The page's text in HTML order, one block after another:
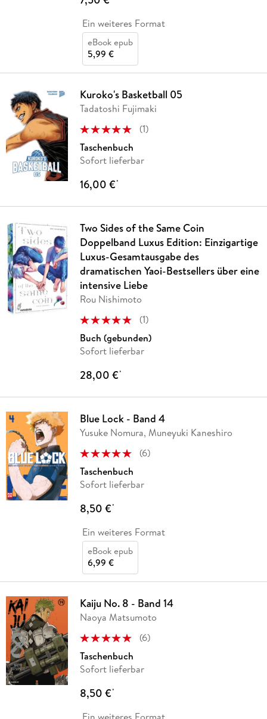
Ein weiteres Format
eBook epub
5,99 €
Kuroko's Basketball 05
Tadatoshi Fujimaki
(1)
Taschenbuch
Sofort lieferbar
16,00 €*
Two Sides of the Same Coin
Doppelband Luxus Edition: Einzigartige
Luxus-Gesamtausgabe des
dramatischen Yaoi-Bestsellers über eine
intensive Liebe
Rou Nishimoto
(1)
Buch (gebunden)
Sofort lieferbar
28,00 €*
Blue Lock - Band 4
Yusuke Nomura, Muneyuki Kaneshiro
(6)
Taschenbuch
Sofort lieferbar
8,50 €*
Ein weiteres Format
eBook epub
6,99 €
Kaiju No. 8 - Band 14
Naoya Matsumoto
(6)
Taschenbuch
Sofort lieferbar
8,50 €*
Ein weiteres Format